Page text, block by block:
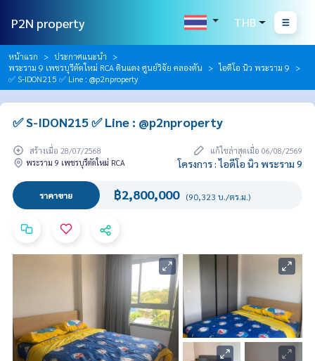
P2N property THB
หน้าแรก
ประกาศแนะนำ
พระราม 9 เพชรบุรีตัดใหม่ RCA ดินแดง ศูนย์วิจัย คลองตัน
ไอดีโอ นิว พระราม 9
✅ S-IDON215 ✅ Line : @p2nproperty
✅ S-IDON215 ✅ Line : @p2nproperty
สร้างเมื่อ 28/07/2568
แก้ไขล่าสุดเมื่อ 06/08/2569
พระราม 9 เพชรบุรีตัดใหม่ RCA
โครงการ : ไอดีโอ นิว พระราม 9
ราคาขาย ฿2,800,000 (90,323 บ./ตร.ม.)